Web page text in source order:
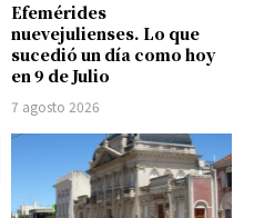
Efemérides
nuevejulienses. Lo que
sucedió un día como hoy
en 9 de Julio
7 agosto 2026